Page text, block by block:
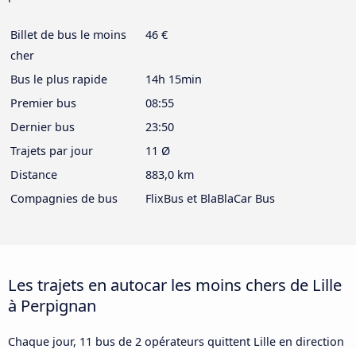
Billet de bus le moins
cher
46 €
Bus le plus rapide
14h 15min
Premier bus
08:55
Dernier bus
23:50
Trajets par jour
11 Ø
Distance
883,0 km
Compagnies de bus
FlixBus et BlaBlaCar Bus
Les trajets en autocar les moins chers de Lille
à Perpignan
Chaque jour, 11 bus de 2 opérateurs quittent Lille en direction